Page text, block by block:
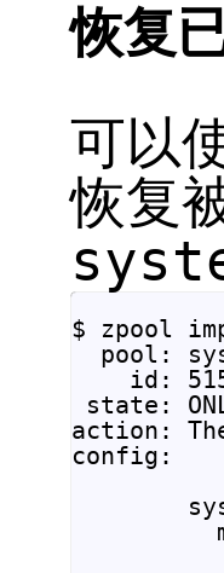
恢复
可以
恢复
$ zpool
pool:
id:
state:
action:
config: